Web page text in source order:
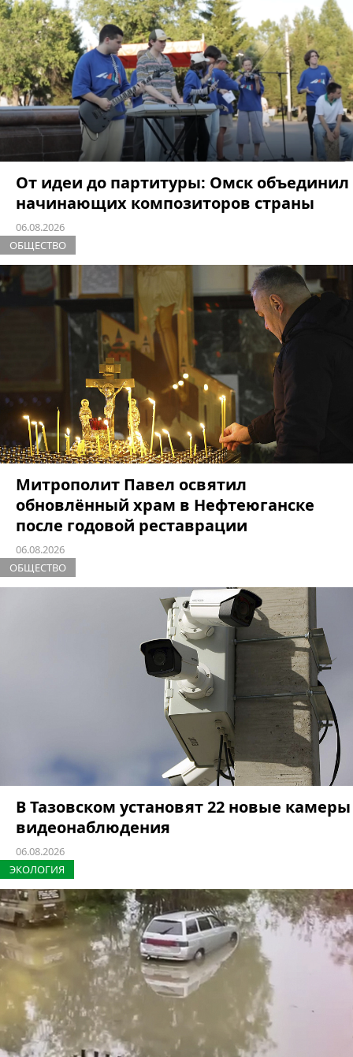
От идеи до партитуры: Омск объединил
начинающих композиторов страны
06.08.2026
ОБЩЕСТВО
Митрополит Павел освятил
обновлённый храм в Нефтеюганске
после годовой реставрации
06.08.2026
ОБЩЕСТВО
В Тазовском установят 22 новые камеры
видеонаблюдения
06.08.2026
ЭКОЛОГИЯ